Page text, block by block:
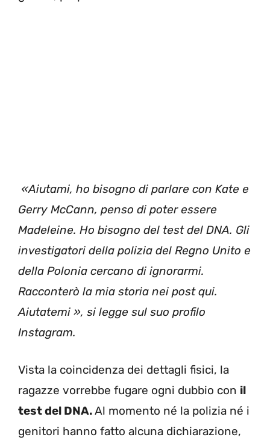
«Aiutami, ho bisogno di parlare con Kate e
Gerry McCann, penso di poter essere
Madeleine. Ho bisogno del test del DNA. Gli
investigatori della polizia del Regno Unito e
della Polonia cercano di ignorarmi.
Racconterò la mia storia nei post qui.
Aiutatemi », si legge sul suo profilo
Instagram.
Vista la coincidenza dei dettagli fisici, la
ragazze vorrebbe fugare ogni dubbio con il
test del DNA.Al momento né la polizia né i
genitori hanno fatto alcuna dichiarazione,